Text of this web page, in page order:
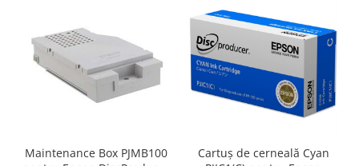
Maintenance Box PJMB100
Cartuș de cerneală Cyan